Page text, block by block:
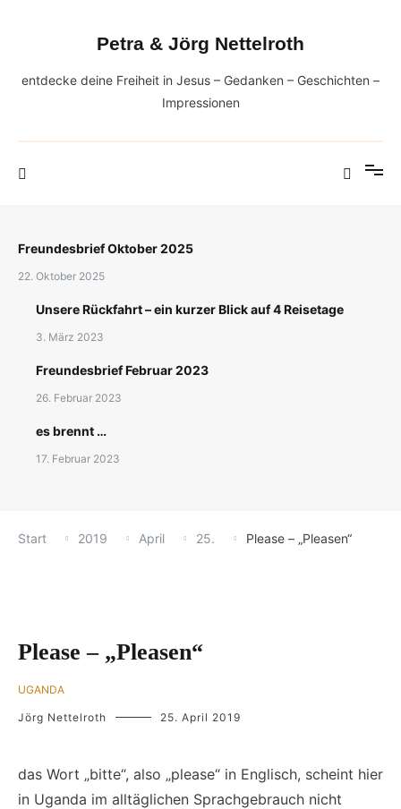
Petra & Jörg Nettelroth
entdecke deine Freiheit in Jesus – Gedanken – Geschichten –
Impressionen
Freundesbrief Oktober 2025
22. Oktober 2025
Unsere Rückfahrt – ein kurzer Blick auf 4 Reisetage
3. März 2023
Freundesbrief Februar 2023
26. Februar 2023
es brennt …
17. Februar 2023
Start 2019 April 25. Please – „Pleasen“
Please – „Pleasen“
UGANDA
Jörg Nettelroth 25. April 2019
das Wort „bitte“, also „please“ in Englisch, scheint hier
in Uganda im alltäglichen Sprachgebrauch nicht